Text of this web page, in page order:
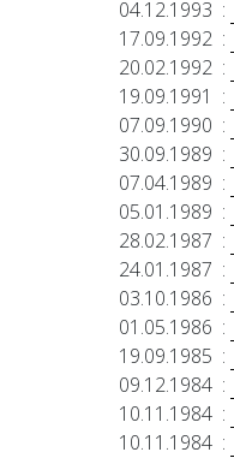
04.12.1993 :
17.09.1992 :
20.02.1992 :
19.09.1991 :
07.09.1990 :
30.09.1989 :
07.04.1989 :
05.01.1989 :
28.02.1987 :
24.01.1987 :
03.10.1986 :
01.05.1986 :
19.09.1985 :
09.12.1984 :
10.11.1984 :
10.11.1984 :